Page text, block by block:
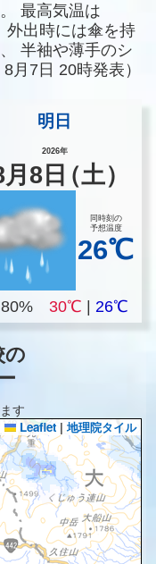
最高気温は
外出時には傘を持
半袖や薄手のシ
8月7日 20時発表）
明日
2026年
月8 日（土）
同時刻の
予想温度
26℃
80%30℃ |26℃
の
す
Leaflet | 地理院タイル